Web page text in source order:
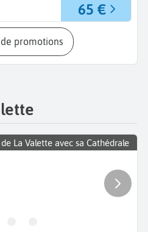
65 €
de promotions
La Valette avec sa Cathédrale